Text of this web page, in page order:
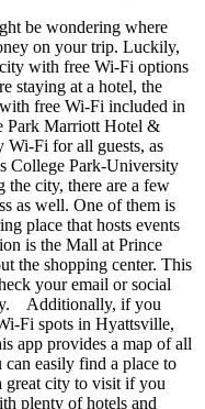
be wondering where
on your trip. Luckily,
with free Wi-Fi options
staying at a hotel, the
free Wi-Fi included in
Park Marriott Hotel &
Wi-Fi for all guests, as
College Park-University
city, there are a few
as well. One of them is
place that hosts events
is the Mall at Prince
the shopping center. This
your email or social
Additionally, if you
Fi spots in Hyattsville,
app provides a map of all
easily find a place to
city to visit if you
plenty of hotels and